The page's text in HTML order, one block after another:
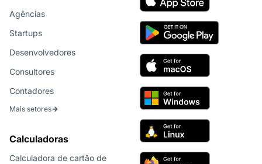
Agências
Startups
Desenvolvedores
Consultores
Contadores
Mais setores
Calculadoras
Calculadora de cartão de